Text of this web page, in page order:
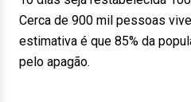
Cerca de 900 mil pessoas
estimativa é que 85% da
pelo apagão.